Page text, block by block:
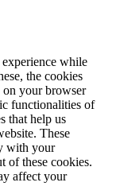
while
the cookies
on your browser
functionalities of
that help us
These
with your
of these cookies.
affect your